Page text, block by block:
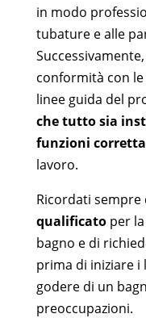
in modo
tubature e alle
conformità con
linee guida del
che tutto sia
funzioni
lavoro.
Ricordati
qualificato per
bagno e di
prima di iniziare
godere di un
preoccupazioni.